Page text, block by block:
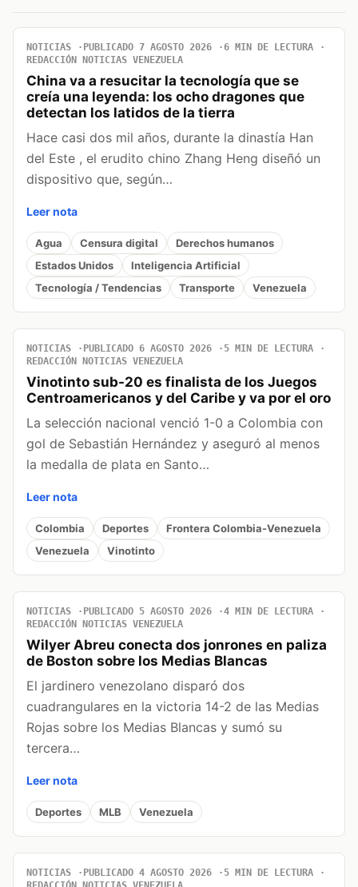
NOTICIAS PUBLICADO 7 AGOSTO 2026
6 MIN DE LECTURA
REDACCIÓN NOTICIAS VENEZUELA
China va a resucitar la tecnología que se
creía una leyenda: los ocho dragones que
detectan los latidos de la tierra
Hace casi dos mil años, durante la dinastía Han
del Este , el erudito chino Zhang Heng diseñó un
dispositivo que, según…
Leer nota
Agua Censura digital
Derechos humanos
Estados Unidos
Inteligencia Artificial
Tecnología / Tendencias
Transporte Venezuela
NOTICIAS PUBLICADO 6 AGOSTO 2026
5 MIN DE LECTURA
REDACCIÓN NOTICIAS VENEZUELA
Vinotinto sub-20 es finalista de los Juegos
Centroamericanos y del Caribe y va por el oro
La selección nacional venció 1-0 a Colombia con
gol de Sebastián Hernández y aseguró al menos
la medalla de plata en Santo…
Leer nota
Colombia Deportes
Frontera Colombia-Venezuela
Venezuela
Vinotinto
NOTICIAS PUBLICADO 5 AGOSTO 2026
4 MIN DE LECTURA
REDACCIÓN NOTICIAS VENEZUELA
Wilyer Abreu conecta dos jonrones en paliza
de Boston sobre los Medias Blancas
El jardinero venezolano disparó dos
cuadrangulares en la victoria 14-2 de las Medias
Rojas sobre los Medias Blancas y sumó su
tercera…
Leer nota
Deportes MLB Venezuela
NOTICIAS PUBLICADO 4 AGOSTO 2026
5 MIN DE LECTURA